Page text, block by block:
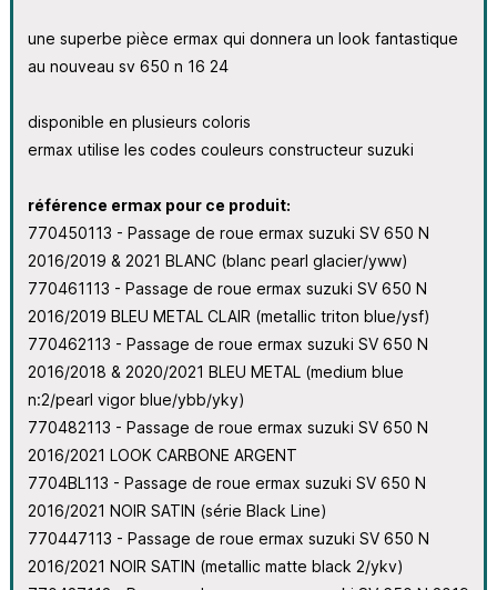
une superbe pièce ermax qui donnera un look fantastique
au nouveau sv 650 n 16 24
disponible en plusieurs coloris
ermax utilise les codes couleurs constructeur suzuki
référence ermax pour ce produit:
770450113 - Passage de roue ermax suzuki SV 650 N
2016/2019 & 2021 BLANC (blanc pearl glacier/yww)
770461113 - Passage de roue ermax suzuki SV 650 N
2016/2019 BLEU METAL CLAIR (metallic triton blue/ysf)
770462113 - Passage de roue ermax suzuki SV 650 N
2016/2018 & 2020/2021 BLEU METAL (medium blue
n:2/pearl vigor blue/ybb/yky)
770482113 - Passage de roue ermax suzuki SV 650 N
2016/2021 LOOK CARBONE ARGENT
7704BL113 - Passage de roue ermax suzuki SV 650 N
2016/2021 NOIR SATIN (série Black Line)
770447113 - Passage de roue ermax suzuki SV 650 N
2016/2021 NOIR SATIN (metallic matte black 2/ykv)